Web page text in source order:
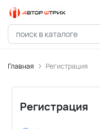
Главная Регистрация
Регистрация